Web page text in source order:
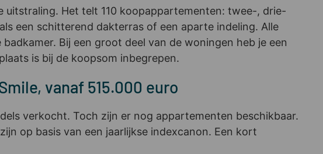
uitstraling. Het telt 110 koopappartementen: twee-, drie-
een schitterend dakterras of een aparte indeling. Alle
Bij een groot deel van de woningen heb je een
is bij de koopsom inbegrepen.
vanaf 515.000 euro
verkocht. Toch zijn er nog appartementen beschikbaar.
op basis van een jaarlijkse indexcanon. Een kort